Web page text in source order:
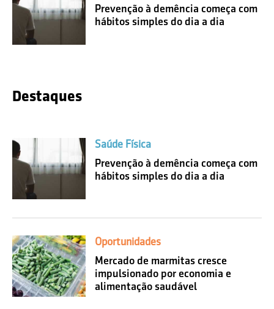
Prevenção à demência começa com
hábitos simples do dia a dia
Destaques
Saúde Física
Prevenção à demência começa com
hábitos simples do dia a dia
Oportunidades
Mercado de marmitas cresce
impulsionado por economia e
alimentação saudável